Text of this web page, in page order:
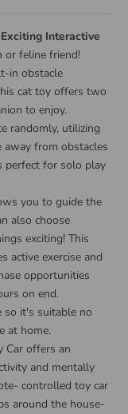
Exciting Interactive
feline friend!
in obstacle
cat toy offers two
to enjoy.
randomly, utilizing
away from obstacles
perfect for solo play
you to guide the
also choose
exciting! This
active exercise and
opportunities
on end.
so it's suitable no
at home.
Car offers an
and mentally
controlled toy car
around the house-